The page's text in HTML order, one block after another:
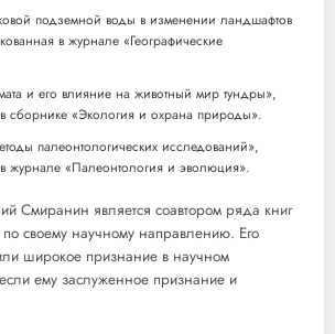
подземной воды в изменении ландшафтов
в журнале «Географические
и его влияние на животный мир тундры»,
сборнике «Экология и охрана природы».
палеонтологических исследований»,
журнале «Палеонтология и эволюция».
Смиранин является соавтором ряда книг
своему научному направлению. Его
широкое признание в научном
ему заслуженное признание и